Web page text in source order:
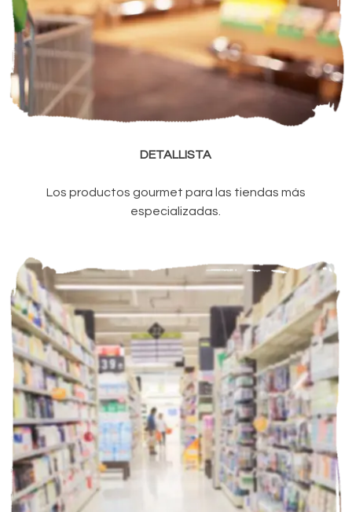
DETALLISTA
Los productos gourmet para las tiendas más
especializadas.